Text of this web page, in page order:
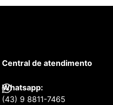
Central de atendimento
Whatsapp:
(43) 9 8811-7465